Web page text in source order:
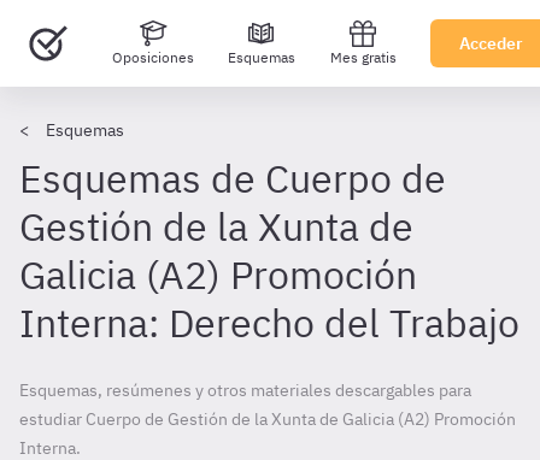
Oposiciones Esquemas Mes gratis
Acceder
Esquemas
Esquemas de Cuerpo de
Gestión de la Xunta de
Galicia (A2) Promoción
Interna: Derecho del Trabajo
Esquemas, resúmenes y otros materiales descargables para
estudiar Cuerpo de Gestión de la Xunta de Galicia (A2) Promoción
Interna.